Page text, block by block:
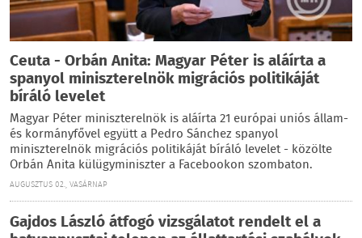
Ceuta - Orbán Anita: Magyar Péter is aláírta a
spanyol miniszterelnök migrációs politikáját
bíráló levelet
Magyar Péter miniszterelnök is aláírta 21 európai uniós állam-
és kormányfővel együtt a Pedro Sánchez spanyol
miniszterelnök migrációs politikáját bíráló levelet - közölte
Orbán Anita külügyminiszter a Facebookon szombaton.
AUGUSZTUS 02., VASÁRNAP
Gajdos László átfogó vizsgálatot rendelt el a